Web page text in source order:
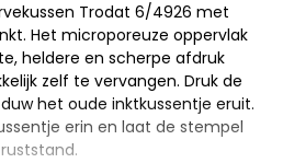
Trodat 6/4926 met
Het microporeuze oppervlak
heldere en scherpe afdruk
zelf te vervangen. Druk de
het oude inktkussentje eruit.
erin en laat de stempel